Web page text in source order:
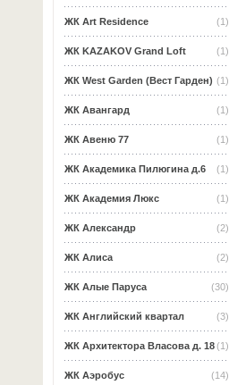
(1)
ЖК Art Residence
(1)
ЖК KAZAKOV Grand Loft
(1)
ЖК West Garden (Вест Гарден)
(1)
ЖК Авангард
(1)
ЖК Авеню 77
(1)
ЖК Академика Пилюгина д.6
(1)
ЖК Академия Люкс
(2)
ЖК Александр
(2)
ЖК Алиса
(30)
ЖК Алые Паруса
(3)
ЖК Английский квартал
(1)
ЖК Архитектора Власова д. 18
(14)
ЖК Аэробус